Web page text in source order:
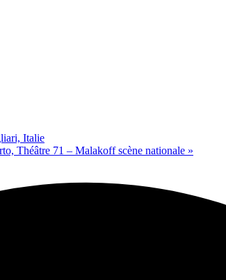
Italie
Théâtre 71 – Malakoff scène nationale »